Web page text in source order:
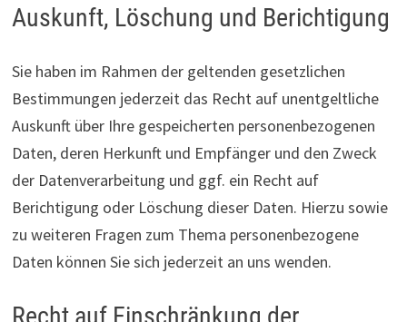
Auskunft, Löschung und Berichtigung
Sie haben im Rahmen der geltenden gesetzlichen
Bestimmungen jederzeit das Recht auf unentgeltliche
Auskunft über Ihre gespeicherten personenbezogenen
Daten, deren Herkunft und Empfänger und den Zweck
der Datenverarbeitung und ggf. ein Recht auf
Berichtigung oder Löschung dieser Daten. Hierzu sowie
zu weiteren Fragen zum Thema personenbezogene
Daten können Sie sich jederzeit an uns wenden.